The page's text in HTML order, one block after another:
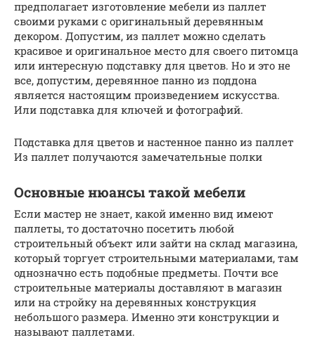
предполагает изготовление мебели из паллет
своими руками с оригинальный деревянным
декором. Допустим, из паллет можно сделать
красивое и оригинальное место для своего питомца
или интересную подставку для цветов. Но и это не
все, допустим, деревянное панно из поддона
является настоящим произведением искусства.
Или подставка для ключей и фотографий.
Подставка для цветов и настенное панно из паллет
Из паллет получаются замечательные полки
Основные нюансы такой мебели
Если мастер не знает, какой именно вид имеют
паллеты, то достаточно посетить любой
строительный объект или зайти на склад магазина,
который торгует строительными материалами, там
однозначно есть подобные предметы. Почти все
строительные материалы доставляют в магазин
или на стройку на деревянных конструкция
небольшого размера. Именно эти конструкции и
называют паллетами.